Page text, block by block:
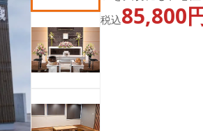
たちの使命です。
を軽減するため、
税込85,800